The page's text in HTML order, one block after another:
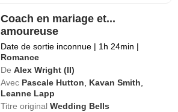
Coach en mariage et...
amoureuse
Date de sortie inconnue | 1h 24min |
Romance
De Alex Wright (II)
Avec Pascale Hutton Kavan Smith
Leanne Lapp
Titre originalWedding Bells